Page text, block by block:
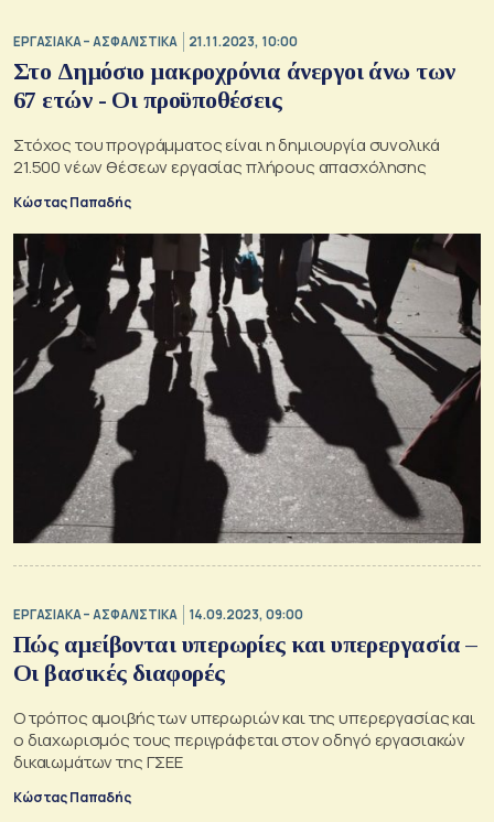
ΕΡΓΑΣΙΑΚΑ – ΑΣΦΑΛΙΣΤΙΚΑ 21.11.2023, 10:00
Στο Δημόσιο μακροχρόνια άνεργοι άνω των
67 ετών - Οι προϋποθέσεις
Στόχος του προγράμματος είναι η δημιουργία συνολικά
21.500 νέων θέσεων εργασίας πλήρους απασχόλησης
Κώστας Παπαδής
ΕΡΓΑΣΙΑΚΑ – ΑΣΦΑΛΙΣΤΙΚΑ 14.09.2023, 09:00
Πώς αμείβονται υπερωρίες και υπερεργασία –
Οι βασικές διαφορές
Ο τρόπος αμοιβής των υπερωριών και της υπερεργασίας και
ο διαχωρισμός τους περιγράφεται στον οδηγό εργασιακών
δικαιωμάτων της ΓΣΕΕ
Κώστας Παπαδής